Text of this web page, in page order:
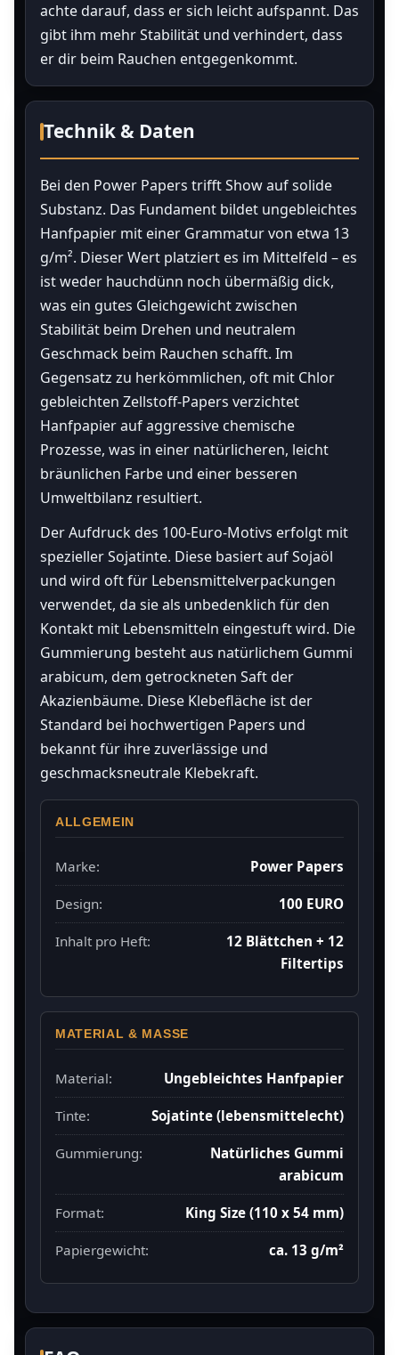
achte darauf, dass er sich leicht aufspannt. Das
gibt ihm mehr Stabilität und verhindert, dass
er dir beim Rauchen entgegenkommt.
Technik & Daten
Bei den Power Papers trifft Show auf solide
Substanz. Das Fundament bildet ungebleichtes
Hanfpapier mit einer Grammatur von etwa 13
g/m². Dieser Wert platziert es im Mittelfeld – es
ist weder hauchdünn noch übermäßig dick,
was ein gutes Gleichgewicht zwischen
Stabilität beim Drehen und neutralem
Geschmack beim Rauchen schafft. Im
Gegensatz zu herkömmlichen, oft mit Chlor
gebleichten Zellstoff-Papers verzichtet
Hanfpapier auf aggressive chemische
Prozesse, was in einer natürlicheren, leicht
bräunlichen Farbe und einer besseren
Umweltbilanz resultiert.
Der Aufdruck des 100-Euro-Motivs erfolgt mit
spezieller Sojatinte. Diese basiert auf Sojaöl
und wird oft für Lebensmittelverpackungen
verwendet, da sie als unbedenklich für den
Kontakt mit Lebensmitteln eingestuft wird. Die
Gummierung besteht aus natürlichem Gummi
arabicum, dem getrockneten Saft der
Akazienbäume. Diese Klebefläche ist der
Standard bei hochwertigen Papers und
bekannt für ihre zuverlässige und
geschmacksneutrale Klebekraft.
ALLGEMEIN
Marke: Power Papers
Design: 100 EURO
Inhalt pro Heft:
12 Blättchen + 12
Filtertips
MATERIAL & MASSE
Material: Ungebleichtes Hanfpapier
Tinte: Sojatinte (lebensmittelecht)
Gummierung:
Natürliches Gummi
arabicum
Format: King Size (110 x 54 mm)
Papiergewicht: ca. 13 g/m²